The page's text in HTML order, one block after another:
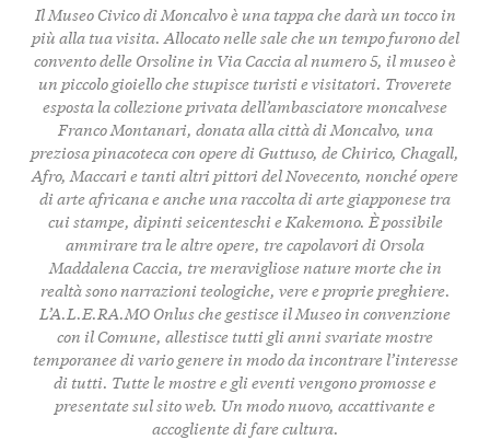
Il Museo Civico di Moncalvo è una tappa che darà un tocco in
più alla tua visita. Allocato nelle sale che un tempo furono del
convento delle Orsoline in Via Caccia al numero 5, il museo è
un piccolo gioiello che stupisce turisti e visitatori. Troverete
esposta la collezione privata dell’ambasciatore moncalvese
Franco Montanari, donata alla città di Moncalvo, una
preziosa pinacoteca con opere di Guttuso, de Chirico, Chagall,
Afro, Maccari e tanti altri pittori del Novecento, nonché opere
di arte africana e anche una raccolta di arte giapponese tra
cui stampe, dipinti seicenteschi e Kakemono. È possibile
ammirare tra le altre opere, tre capolavori di Orsola
Maddalena Caccia, tre meravigliose nature morte che in
realtà sono narrazioni teologiche, vere e proprie preghiere.
L’A.L.E.RA.MO Onlus che gestisce il Museo in convenzione
con il Comune, allestisce tutti gli anni svariate mostre
temporanee di vario genere in modo da incontrare l’interesse
di tutti. Tutte le mostre e gli eventi vengono promosse e
presentate sul sito web. Un modo nuovo, accattivante e
accogliente di fare cultura.